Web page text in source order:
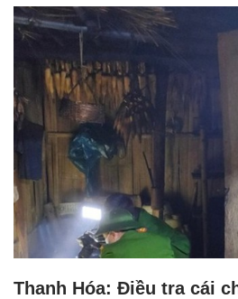
Thanh Hóa: Điều tra cái